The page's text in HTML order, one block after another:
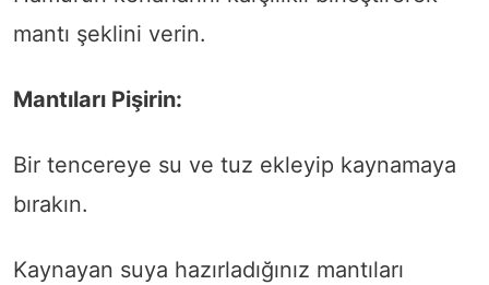
mantı şeklini verin.
Mantıları Pişirin:
Bir tencereye su ve tuz ekleyip kaynamaya
bırakın.
Kaynayan suya hazırladığınız mantıları